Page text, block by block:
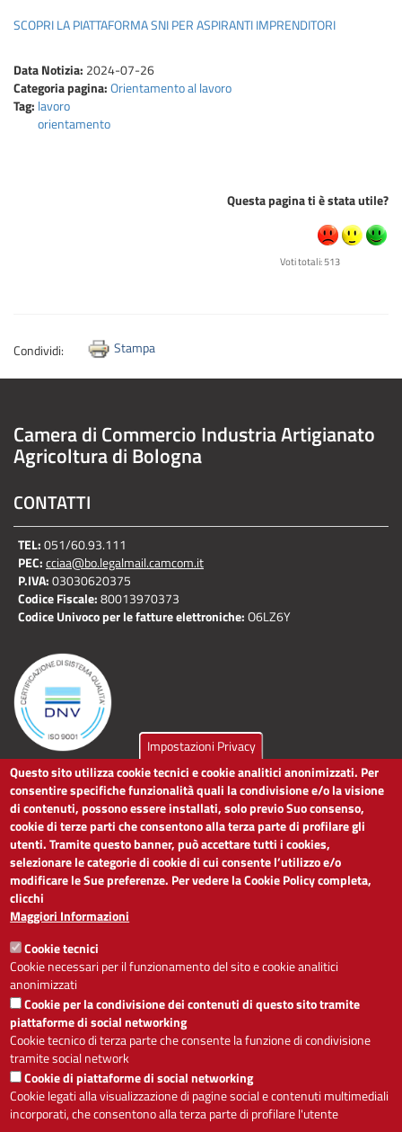
SCOPRI LA PIATTAFORMA SNI PER ASPIRANTI IMPRENDITORI
Data Notizia: 2024-07-26
Categoria pagina:Orientamento al lavoro
Tag: lavoro
orientamento
Questa pagina ti è stata utile?
Voti totali: 513
Condividi: Stampa
Camera di Commercio Industria Artigianato
Agricoltura di Bologna
CONTATTI
TEL:051/60.93.111
PEC:cciaa@bo.legalmail.camcom.it
P.IVA:03030620375
Codice Fiscale:80013970373
Codice Univoco per le fatture elettroniche:O6LZ6Y
LINK UTILI
Dichiarazione di accessibilità
Obiettivi di accessibilità
Segnalaci problemi di accessibilità
Note legali
Privacy
Accesso riservato
ACCESSIBILITÀ
- A +
Alto contrasto
Impostazioni Privacy
Questo sito utilizza cookie tecnici e cookie analitici anonimizzati. Per
consentire specifiche funzionalità quali la condivisione e/o la visione
di contenuti, possono essere installati, solo previo Suo consenso,
cookie di terze parti che consentono alla terza parte di profilare gli
utenti. Tramite questo banner, può accettare tutti i cookies,
selezionare le categorie di cookie di cui consente l’utilizzo e/o
modificare le Sue preferenze. Per vedere la Cookie Policy completa,
clicchi
Maggiori Informazioni
Cookie tecnici
Cookie necessari per il funzionamento del sito e cookie analitici
anonimizzati
Cookie per la condivisione dei contenuti di questo sito tramite
piattaforme di social networking
Cookie tecnico di terza parte che consente la funzione di condivisione
tramite social network
Cookie di piattaforme di social networking
Cookie legati alla visualizzazione di pagine social e contenuti multimediali
incorporati, che consentono alla terza parte di profilare l'utente